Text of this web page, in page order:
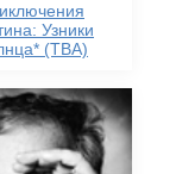
Узники
(TBA)